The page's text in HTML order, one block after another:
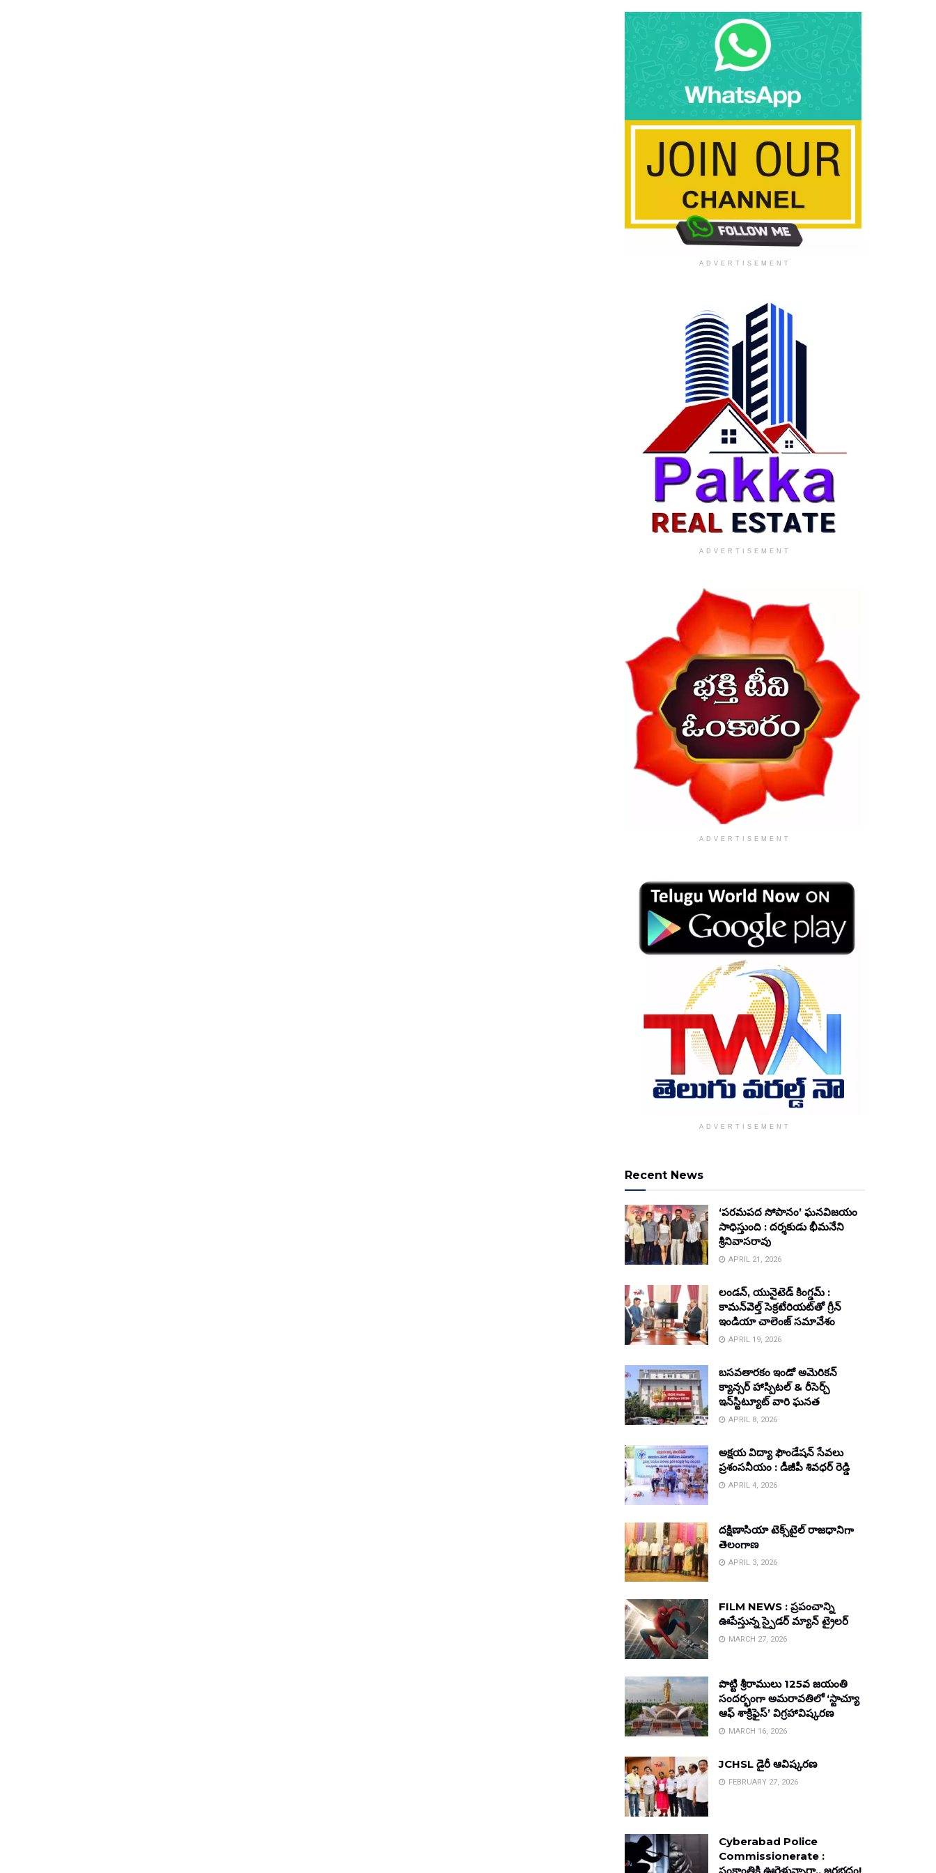
ADVERTISEMENT
ADVERTISEMENT
ADVERTISEMENT
ADVERTISEMENT
Recent News
‘పరమపద సోపానం’ ఘనవిజయం
సాధిస్తుంది : దర్శకుడు భీమనేని
శ్రీనివాసరావు
APRIL 21, 2026
లండన్, యునైటెడ్ కింగ్డమ్ :
కామన్‌వెల్త్ సెక్రటేరియట్‌తో గ్రీన్
ఇండియా చాలెంజ్ సమావేశం
APRIL 19, 2026
బసవతారకం ఇండో అమెరికన్
క్యాన్సర్ హాస్పిటల్ & రీసెర్చ్
ఇన్‌స్టిట్యూట్ వారి ఘనత
APRIL 8, 2026
అక్షయ విద్యా ఫౌండేషన్ సేవలు
ప్రశంసనీయం : డీజీపీ శివధర్ రెడ్డి
APRIL 4, 2026
దక్షిణాసియా టెక్స్‌టైల్ రాజధానిగా
తెలంగాణ
APRIL 3, 2026
FILM NEWS : ప్రపంచాన్ని
ఊపేస్తున్న స్పైడర్ మ్యాన్ ట్రైలర్
MARCH 27, 2026
పొట్టి శ్రీరాములు 125వ జయంతి
సందర్భంగా అమరావతిలో ‘స్టాచ్యూ
ఆఫ్ శాక్రిఫైస్’ విగ్రహావిష్కరణ
MARCH 16, 2026
JCHSL డైరీ ఆవిష్కరణ
FEBRUARY 27, 2026
Cyberabad Police
Commissionerate :